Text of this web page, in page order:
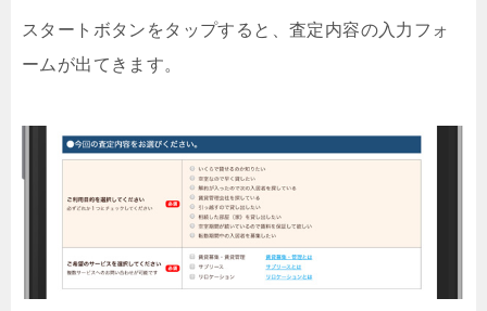
スタートボタンをタップすると、査定内容の入力フォ
ームが出てきます。